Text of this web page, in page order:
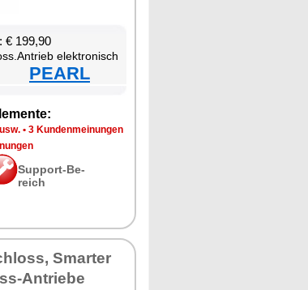
€ 199,90
elek­tro­nisch
PEARL
• 3 Kun­den­mei­nun­gen
Sup­port-Be­
reich
Smar­ter
An­trie­be